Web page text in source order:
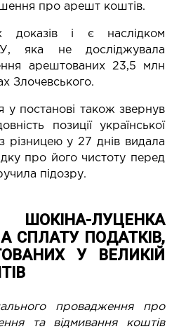
про арешт коштів.
доказів і є наслідком
яка не досліджувала
арештованих 23,5 млн
Злочевського.
у постанові також звернув
позиції української
різницею у 27 днів видала
про його чистоту перед
підозру.
ЛУЦЕНКА
СПЛАТУ ПОДАТКІВ,
У ВЕЛИКІЙ
провадження про
та відмивання коштів